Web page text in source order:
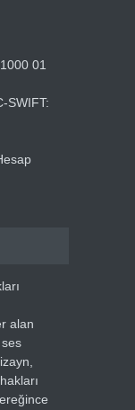
01
SWIFT:
alan